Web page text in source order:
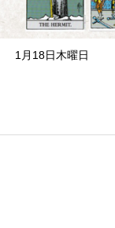
1月18日木曜日